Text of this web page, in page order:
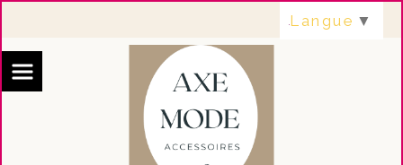
Langue ▼
Panneau de gestion des cookies